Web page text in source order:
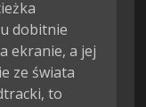
dobitnie
ekranie, a jej
ze świata
to